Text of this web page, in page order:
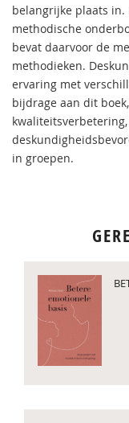
belangrijke plaats
methodische
bevat daarvoor de
methodieken.
ervaring met
bijdrage aan dit
in groepen.